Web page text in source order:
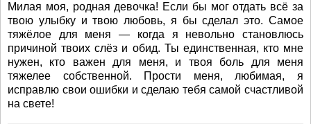
Милая моя, родная девочка! Если бы мог отдать всё за
твою улыбку и твою любовь, я бы сделал это. Самое
тяжёлое для меня — когда я невольно становлюсь
причиной твоих слёз и обид. Ты единственная, кто мне
нужен, кто важен для меня, и твоя боль для меня
тяжелее собственной. Прости меня, любимая, я
исправлю свои ошибки и сделаю тебя самой счастливой
на свете!